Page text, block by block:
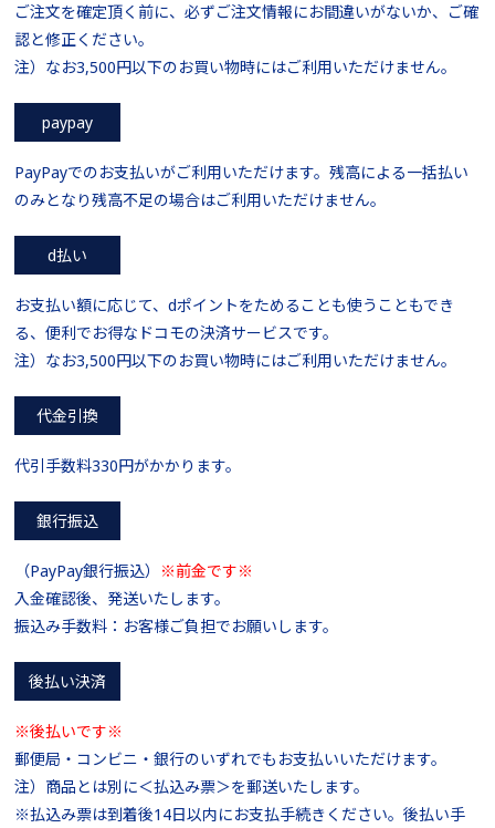
ご注文を確定頂く前に、必ずご注文情報にお間違いがないか、ご確
認と修正ください。
注）なお3,500円以下のお買い物時にはご利用いただけません。
paypay
PayPayでのお支払いがご利用いただけます。残高による一括払い
のみとなり残高不足の場合はご利用いただけません。
d払い
お支払い額に応じて、dポイントをためることも使うこともでき
る、便利でお得なドコモの決済サービスです。
注）なお3,500円以下のお買い物時にはご利用いただけません。
代金引換
代引手数料330円がかかります。
銀行振込
（PayPay銀行振込） ※前金です※
入金確認後、発送いたします。
振込み手数料：お客様ご負担でお願いします。
後払い決済
※後払いです※
郵便局・コンビニ・銀行のいずれでもお支払いいただけます。
注）商品とは別に＜払込み票＞を郵送いたします。
※払込み票は到着後14日以内にお支払手続きください。後払い手